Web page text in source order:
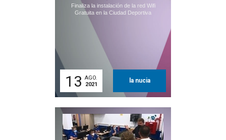
Finaliza la instalación de la red Wifi
Gratuita en la Ciudad Deportiva
13 AGO.
2021
la nucia